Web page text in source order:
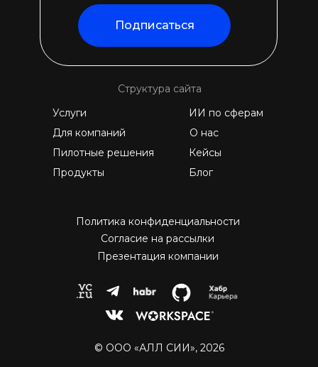
© ООО «АЛЛ СИИ», 2026
Презентация компании
Согласие на рассылки
Политика конфиденциальности
Подписаться
Блог
Продукты
Для компаний
ИИ по сферам
Пилотные решения
Услуги
Кейсы
О нас
Структура сайта